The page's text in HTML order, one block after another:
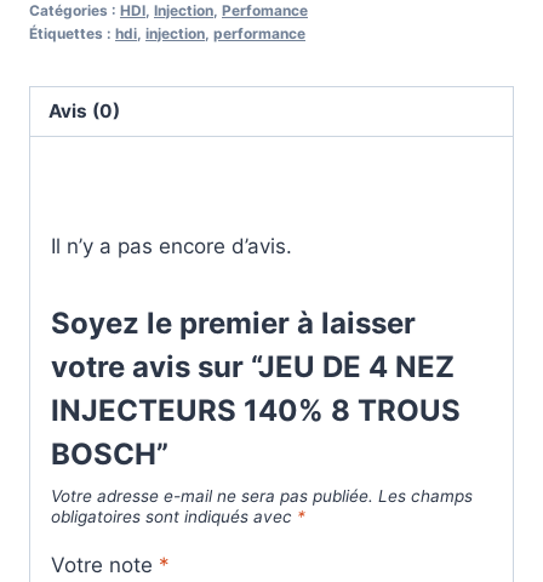
Catégories : HDI, Injection, Perfomance
Étiquettes : hdi, injection, performance
Avis (0)
Il n’y a pas encore d’avis.
Soyez le premier à laisser
votre avis sur “JEU DE 4 NEZ
INJECTEURS 140% 8 TROUS
BOSCH”
Votre adresse e-mail ne sera pas publiée. Les champs
obligatoires sont indiqués avec *
Votre note *